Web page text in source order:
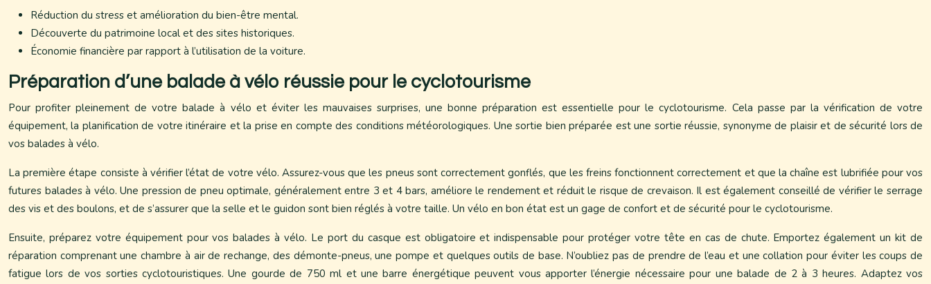
Réduction du stress et amélioration du bien-être mental.
Découverte du patrimoine local et des sites historiques.
Économie financière par rapport à l’utilisation de la voiture.
Préparation d’une balade à vélo réussie pour le cyclotourisme
Pour profiter pleinement de votre balade à vélo et éviter les mauvaises surprises, une bonne préparation est essentielle pour le cyclotourisme. Cela passe par la vérification de votre
équipement, la planification de votre itinéraire et la prise en compte des conditions météorologiques. Une sortie bien préparée est une sortie réussie, synonyme de plaisir et de sécurité lors de
vos balades à vélo.
La première étape consiste à vérifier l’état de votre vélo. Assurez-vous que les pneus sont correctement gonflés, que les freins fonctionnent correctement et que la chaîne est lubrifiée pour vos
futures balades à vélo. Une pression de pneu optimale, généralement entre 3 et 4 bars, améliore le rendement et réduit le risque de crevaison. Il est également conseillé de vérifier le serrage
des vis et des boulons, et de s’assurer que la selle et le guidon sont bien réglés à votre taille. Un vélo en bon état est un gage de confort et de sécurité pour le cyclotourisme.
Ensuite, préparez votre équipement pour vos balades à vélo. Le port du casque est obligatoire et indispensable pour protéger votre tête en cas de chute. Emportez également un kit de
réparation comprenant une chambre à air de rechange, des démonte-pneus, une pompe et quelques outils de base. N’oubliez pas de prendre de l’eau et une collation pour éviter les coups de
fatigue lors de vos sorties cyclotouristiques. Une gourde de 750 ml et une barre énergétique peuvent vous apporter l’énergie nécessaire pour une balade de 2 à 3 heures. Adaptez vos